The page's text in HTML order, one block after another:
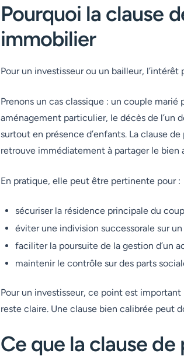
Pourquoi la clause
immobilier
Pour un investisseur ou un bailleur,
Prenons un cas classique : un couple
aménagement particulier, le décès de l’un
surtout en présence d’enfants. La clause
retrouve immédiatement à partager le bien
En pratique, elle peut être pertinente pour :
sécuriser la résidence principale du
éviter une indivision successorale sur
faciliter la poursuite de la gestion d’un
maintenir le contrôle sur des parts
Pour un investisseur, ce point est
reste claire. Une clause bien calibrée peut
Ce que la clause